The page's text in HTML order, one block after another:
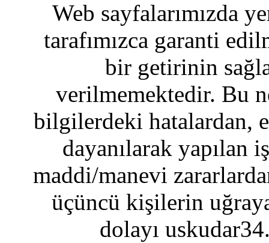
Web sayfalarımızda
tarafımızca garanti
bir getirinin
verilmemektedir. Bu
bilgilerdeki hatalardan,
dayanılarak yapılan
maddi/manevi
üçüncü kişilerin
dolayı